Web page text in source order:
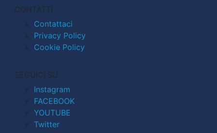
CONTATTI
Contattaci
Privacy Policy
Cookie Policy
SEGUICI SU
Instagram
FACEBOOK
YOUTUBE
Twitter